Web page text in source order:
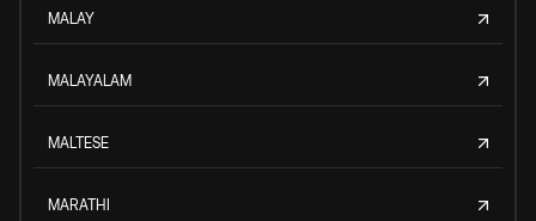
MALAY
MALAYALAM
MALTESE
MARATHI